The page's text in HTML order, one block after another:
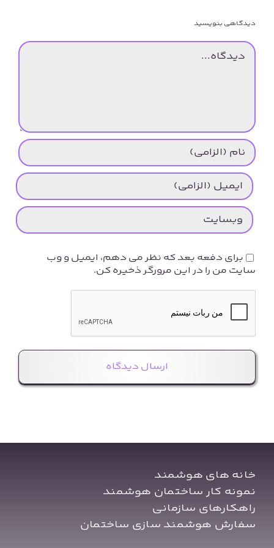
دیدگاهی بنویسید
دیدگاه
برای دفعه بعد که نظر می دهم، ایمیل و وب
سایت من را در این مرورگر ذخیره کن.
خانه های هوشمند
نمونه کار ساختمان هوشمند
راهکارهای سازمانی
سفارش هوشمند سازی ساختمان